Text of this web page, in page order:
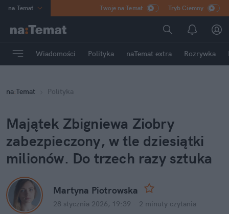
na:Temat
Poland
mama
Rozrywka
Twoje na:Temat Tryb Ciemny
Wiadomości Polityka naTemat extra Rozrywka
na:Temat Polityka
Majątek Zbigniewa Ziobry
zabezpieczony, w tle dziesiątki
milionów. Do trzech razy sztuka
Martyna Piotrowska
28 stycznia 2026, 19:39 2 minuty czytania